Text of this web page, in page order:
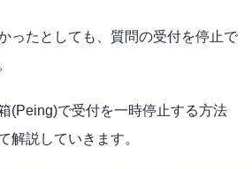
ったとしても、質問の受付を停止で
(Peing)で受付を一時停止する方法
解説していきます。